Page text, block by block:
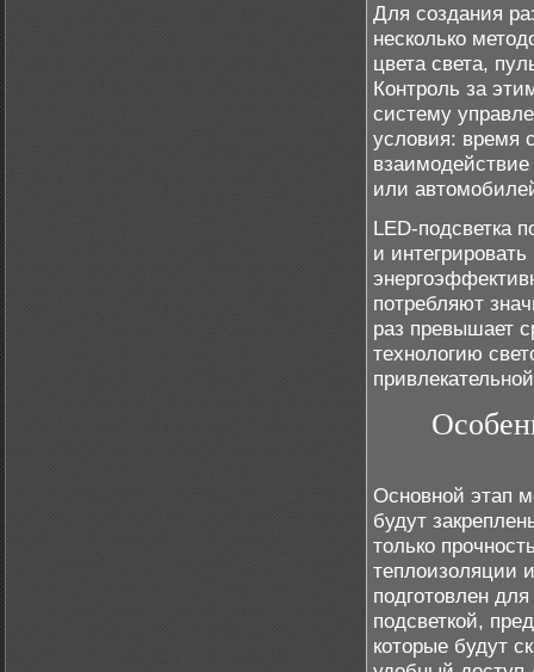
Для создания
несколько
цвета света,
Контроль за
систему
условия: время
или
LED-подсветка
и
потребляют
раз превышает
технологию
Основной этап
будут
только
теплоизоляции
подготовлен
подсветкой,
которые будут